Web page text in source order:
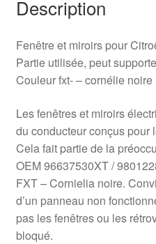
Description
Fenêtre et miroirs pour
Partie utilisée, peut
Couleur fxt- – cornélie noire
Les fenêtres et miroirs
du conducteur conçus pour
Cela fait partie de la
OEM 96637530XT /
FXT – Cornielia noire.
d’un panneau non
pas les fenêtres ou les
bloqué.